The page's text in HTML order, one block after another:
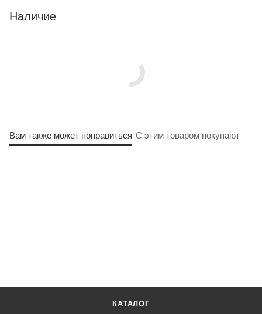
Наличие
Вам также может понравиться С этим товаром покупают
КАТАЛОГ